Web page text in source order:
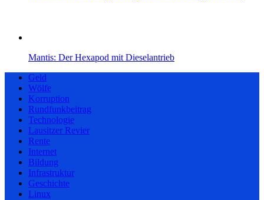
Mantis: Der Hexapod mit Dieselantrieb
Geld
Wölfe
Korruption
Rundfunkbeitrag
Technologie
Lausitzer Revier
Rente
Internet
Bildung
Infrastruktur
Geschichte
Linux